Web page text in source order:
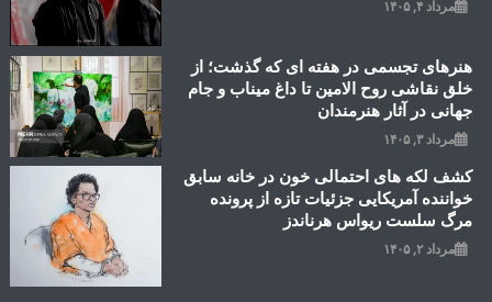
مرداد ۴, ۱۴۰۵
هنرهای تجسمی در هفته ای که گذشت؛ از
خلق نقاشی روح الامین تا داغ میناب و جام
جهانی در آثار هنرمندان
مرداد ۳, ۱۴۰۵
کشف لکه های احتمالی خون در خانه سابق
خواننده آمریکایی جزئیات تازه از پرونده
مرگ سلست ریواس هرناندز
مرداد ۲, ۱۴۰۵